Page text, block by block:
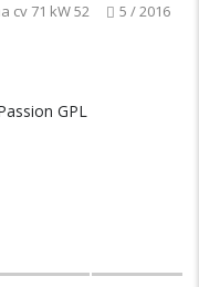
cv 71 kW 52 5 / 2016